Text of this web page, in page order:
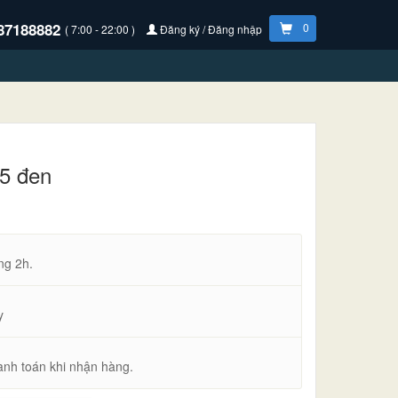
( 7:00 - 22:00 ) Đăng ký / Đăng nhập 0
đen
2h.
toán khi nhận hàng.